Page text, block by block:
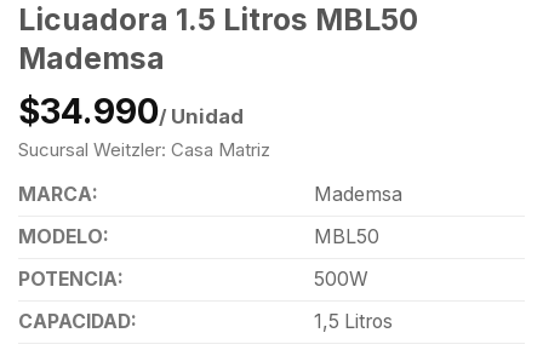
Licuadora 1.5 Litros MBL50
Mademsa
$34.990/ Unidad
Sucursal Weitzler: Casa Matriz
MARCA:
Mademsa
MODELO:
MBL50
POTENCIA:
500W
CAPACIDAD:
1,5 Litros